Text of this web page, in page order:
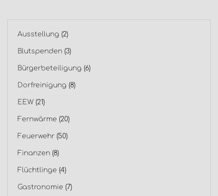
Ausstellung (2)
Blutspenden (3)
Bürgerbeteiligung (6)
Dorfreinigung (8)
EEW (21)
Fernwärme (20)
Feuerwehr (50)
Finanzen (8)
Flüchtlinge (4)
Gastronomie (7)